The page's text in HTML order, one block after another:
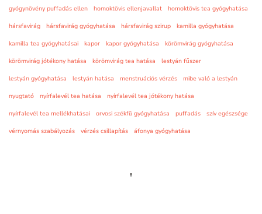
gyógynövény puffadás ellen
homoktövis ellenjavallat
homoktövis tea gyógyhatása
hársfavirág
hársfavirág gyógyhatása hársfavirág szirup
kamilla gyógyhatása
kamilla tea gyógyhatásai
kapor kapor gyógyhatása
körömvirág gyógyhatása
körömvirág jótékony hatása
körömvirág tea hatása
lestyán fűszer
lestyán gyógyhatása
lestyán hatása menstruációs vérzés
mibe való a lestyán
nyugtató
nyírfalevél tea hatása
nyírfalevél tea jótékony hatása
nyírfalevél tea mellékhatásai
orvosi székfű gyógyhatása puffadás
szív egészsége
vérnyomás szabályozás
vérzés csillapítás áfonya gyógyhatása